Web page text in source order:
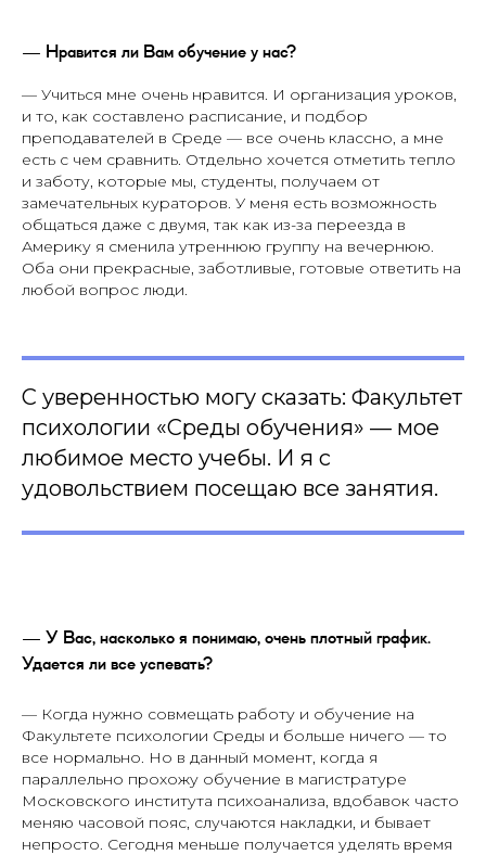
— Нравится ли Вам обучение у нас?
— Учиться мне очень нравится. И организация уроков,
и то, как составлено расписание, и подбор
преподавателей в Среде — все очень классно, а мне
есть с чем сравнить. Отдельно хочется отметить тепло
и заботу, которые мы, студенты, получаем от
замечательных кураторов. У меня есть возможность
общаться даже с двумя, так как из-за переезда в
Америку я сменила утреннюю группу на вечернюю.
Оба они прекрасные, заботливые, готовые ответить на
любой вопрос люди.
С уверенностью могу сказать: Факультет
психологии «Среды обучения» — мое
любимое место учебы. И я с
удовольствием посещаю все занятия.
— У Вас, насколько я понимаю, очень плотный график.
Удается ли все успевать?
— Когда нужно совмещать работу и обучение на
Факультете психологии Среды и больше ничего — то
все нормально. Но в данный момент, когда я
параллельно прохожу обучение в магистратуре
Московского института психоанализа, вдобавок часто
меняю часовой пояс, случаются накладки, и бывает
непросто. Сегодня меньше получается уделять время